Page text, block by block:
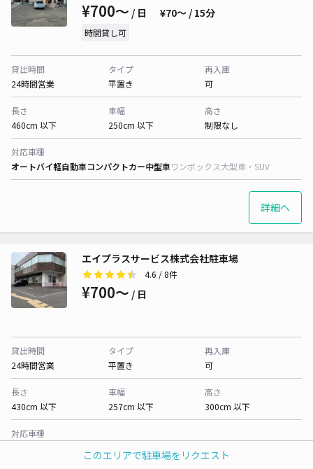
このエリアで駐車場をリクエスト
¥700〜 / 日 ¥70〜 / 15分
時間貸し可
貸出時間
24時間営業
タイプ
平置き
再入庫
可
長さ
460cm 以下
車幅
250cm 以下
高さ
制限なし
対応車種
オートバイ軽自動車コンパクトカー中型車ワンボックス大型車・SUV
詳細へ
エイプラスサービス株式会社駐車場
4.6 / 8件
¥700〜 / 日
貸出時間
24時間営業
タイプ
平置き
再入庫
可
長さ
430cm 以下
車幅
257cm 以下
高さ
300cm 以下
対応車種